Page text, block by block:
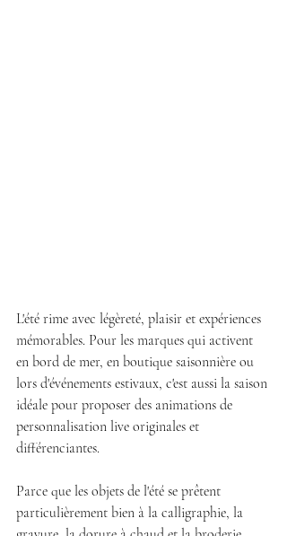
L'été rime avec légèreté, plaisir et expériences
mémorables. Pour les marques qui activent
en bord de mer, en boutique saisonnière ou
lors d'événements estivaux, c'est aussi la saison
idéale pour proposer des animations de
personnalisation live originales et
différenciantes.
Parce que les objets de l'été se prêtent
particulièrement bien à la calligraphie, la